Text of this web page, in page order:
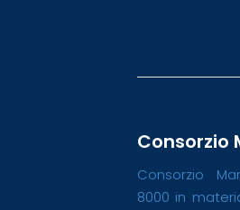
Consorzio
Consorzio
8000 in